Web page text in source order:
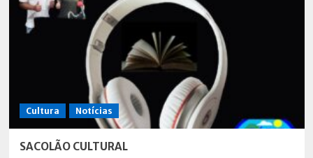
Cultura Notícias
SACOLÃO CULTURAL